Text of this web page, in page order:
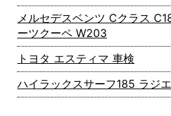
メルセデスベンツ Cクラス
ーツクーペ W203
トヨタ エスティマ 車検
ハイラックスサーフ185 ラジ